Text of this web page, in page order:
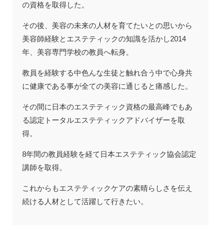
の資格を取得した。
その後、美容の未来の人材を育てたいとの思いから
美容師経験とエステティックの知識を活かし2014
年、美容専門学校の教員へ転身。
教員を経験する中色んな生徒と触れ合う中で心身共
に健康である事が全ての美容に通じると痛感した。
その間に日本のエステティック資格の最高峰でもあ
る認定トータルエステティックアドバイザーを取
得。
8年間の教員経験を経て日本エステティック協会認定
講師を取得。
これからもエステティックケアの素晴らしさを伝え
続ける人材として活躍して行きたい。